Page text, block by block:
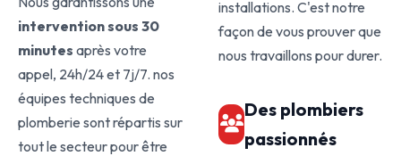
intervention sous 30
minutes après votre
appel, 24h/24 et 7j/7. nos
équipes techniques de
plomberie sont répartis sur
tout le secteur pour être
installations. C'est notre
façon de vous prouver que
nous travaillons pour durer.
Des plombiers
passionnés